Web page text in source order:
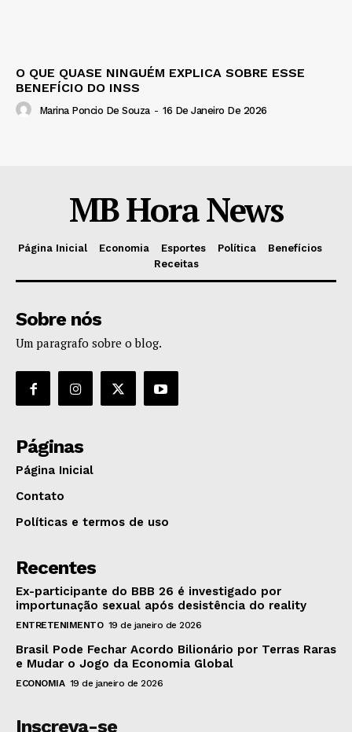
O QUE QUASE NINGUÉM EXPLICA SOBRE ESSE
BENEFÍCIO DO INSS
Marina Poncio De Souza - 16 De Janeiro De 2026
MB Hora News
Página Inicial Economia Esportes Política
Benefícios
Receitas
Sobre nós
Um paragrafo sobre o blog.
Páginas
Página Inicial
Contato
Políticas e termos de uso
Recentes
Ex-participante do BBB 26 é investigado por
importunação sexual após desistência do reality
ENTRETENIMENTO 19 de janeiro de 2026
Brasil Pode Fechar Acordo Bilionário por Terras Raras
e Mudar o Jogo da Economia Global
ECONOMIA 19 de janeiro de 2026
Inscreva-se